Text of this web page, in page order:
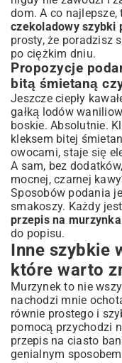
dom. A co
czekoladowy szybki
prosty, że poradzisz
po ciężkim dniu.
Propozycje
bitą śmietaną
Jeszcze ciepły
gałką lodów
boskie. Absolutnie.
kleksem bitej
owocami, staje się
A sam, bez
mocnej, czarnej
Sposobów podania
smakoszy. Każdy
przepis na murzynka
do popisu.
Inne szybkie
które warto
Murzynek to nie
nachodzi mnie
równie prostego i
pomocą przychodzi
przepis na ciasto
genialnym